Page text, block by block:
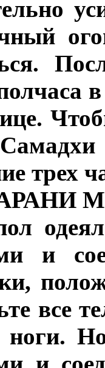
в
трех
и
все
ноги.